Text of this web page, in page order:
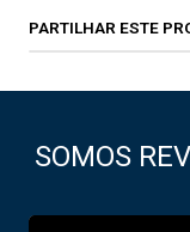
PARTILHAR ESTE
SOMOS